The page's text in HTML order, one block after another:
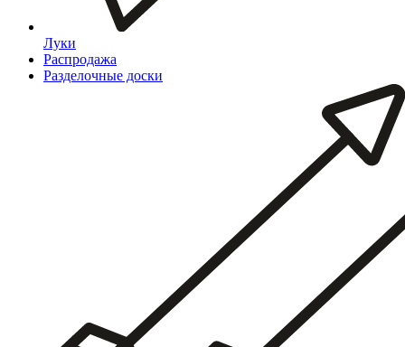
Луки
Распродажа
Разделочные доски